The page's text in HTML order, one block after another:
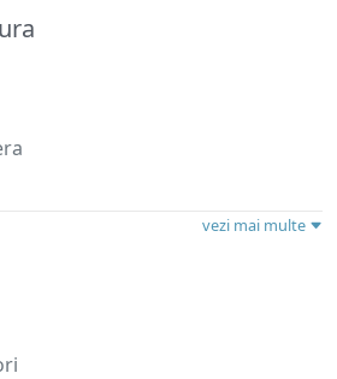
vezi mai multe